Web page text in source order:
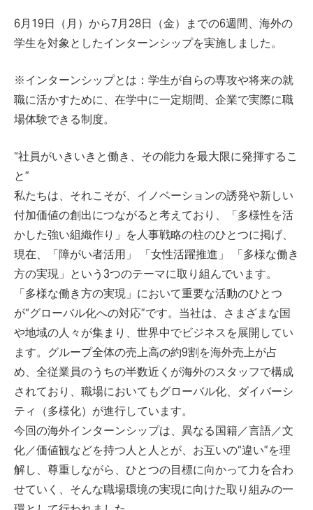
6月19日（月）から7月28日（金）までの6週間、海外の
学生を対象としたインターンシップを実施しました。
※インターンシップとは：学生が自らの専攻や将来の就
職に活かすために、在学中に一定期間、企業で実際に職
場体験できる制度。
“社員がいきいきと働き、その能力を最大限に発揮するこ
と”
私たちは、それこそが、イノベーションの誘発や新しい
付加価値の創出につながると考えており、「多様性を活
かした強い組織作り」を人事戦略の柱のひとつに掲げ、
現在、「障がい者活用」 「女性活躍推進」 「多様な働き
方の実現」という3つのテーマに取り組んでいます。
「多様な働き方の実現」において重要な活動のひとつ
が“グローバル化への対応”です。当社は、さまざまな国
や地域の人々が集まり、世界中でビジネスを展開してい
ます。グループ全体の売上高の約9割を海外売上が占
め、全従業員のうちの半数近くが海外のスタッフで構成
されており、職場においてもグローバル化、ダイバーシ
ティ（多様化）が進行しています。
今回の海外インターンシップは、異なる国籍／言語／文
化／価値観などを持つ人と人とが、お互いの“違い”を理
解し、尊重しながら、ひとつの目標に向かって力を合わ
せていく、そんな職場環境の実現に向けた取り組みの一